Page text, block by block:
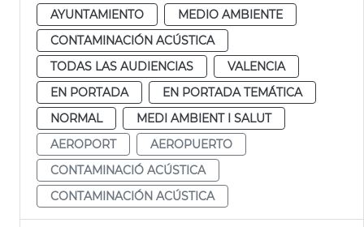
AYUNTAMIENTO
MEDIO AMBIENTE
CONTAMINACIÓN ACÚSTICA
TODAS LAS AUDIENCIAS
VALENCIA
EN PORTADA
EN PORTADA TEMÁTICA
NORMAL
MEDI AMBIENT I SALUT
AEROPORT
AEROPUERTO
CONTAMINACIÓ ACÚSTICA
CONTAMINACIÓN ACÚSTICA